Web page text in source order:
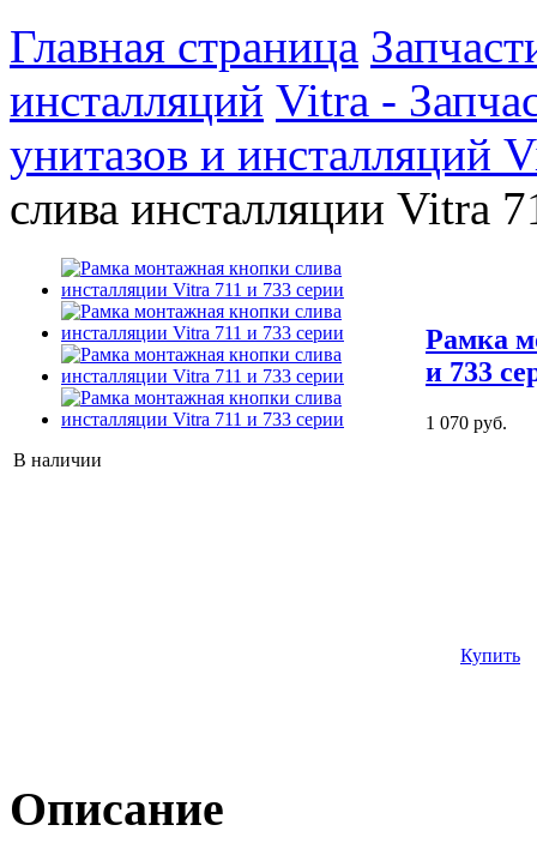
Главная страница
инсталляций Vitra -
унитазов и инсталляций
слива инсталляции Vitra
В наличии
Рамка
и 733
1 070 руб.
Купить
Описание